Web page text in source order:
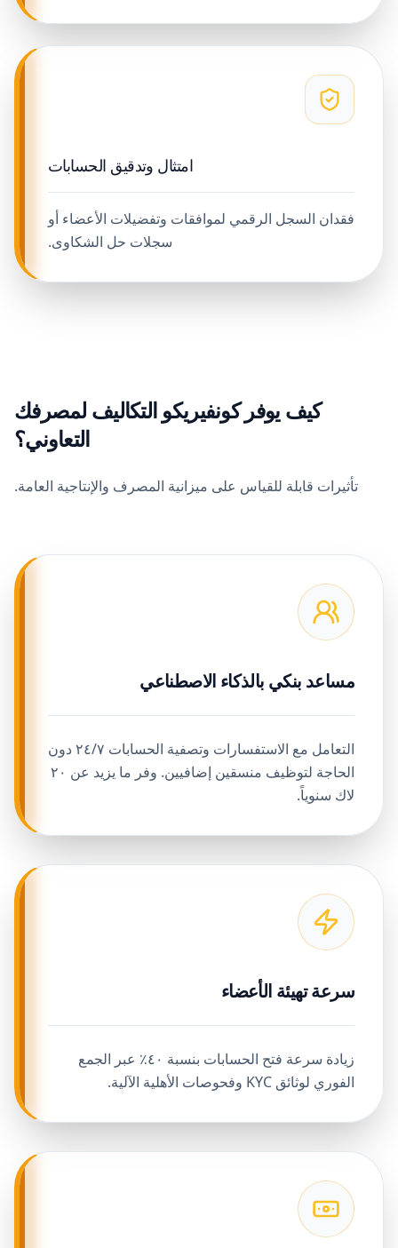
امتثال وتدقيق الحسابات
فقدان السجل الرقمي لموافقات وتفضيلات الأعضاء أو
سجلات حل الشكاوى.
كيف يوفر كونفيريكو التكاليف لمصرفك
التعاوني؟
تأثيرات قابلة للقياس على ميزانية المصرف والإنتاجية العامة.
مساعد بنكي بالذكاء الاصطناعي
التعامل مع الاستفسارات وتصفية الحسابات ٢٤/٧ دون
الحاجة لتوظيف منسقين إضافيين. وفر ما يزيد عن ٢٠
لاك سنوياً.
سرعة تهيئة الأعضاء
زيادة سرعة فتح الحسابات بنسبة ٤٠٪ عبر الجمع
الفوري لوثائق KYC وفحوصات الأهلية الآلية.